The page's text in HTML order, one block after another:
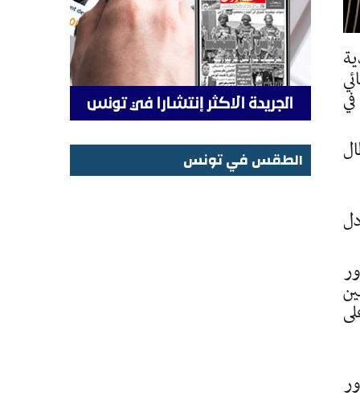
4ء1 في نهائي
في
بين
على
الطقس في تونس